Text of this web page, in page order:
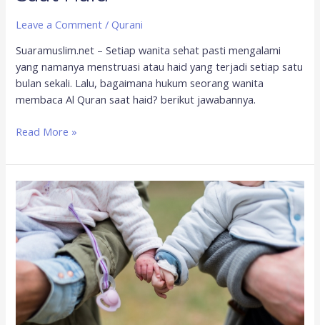
Leave a Comment /Qurani
Suaramuslim.net – Setiap wanita sehat pasti mengalami
yang namanya menstruasi atau haid yang terjadi setiap satu
bulan sekali. Lalu, bagaimana hukum seorang wanita
membaca Al Quran saat haid? berikut jawabannya.
Read More »
Resep
Jitu
Agar
Dapat
Momongan